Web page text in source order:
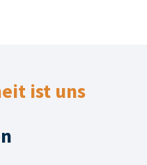
ist uns